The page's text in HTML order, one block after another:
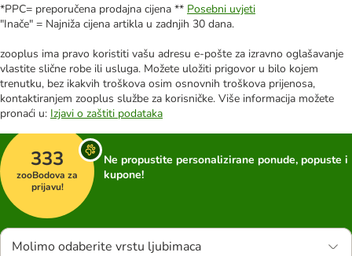
*PPC= preporučena prodajna cijena ** Posebni uvjeti
"Inače" = Najniža cijena artikla u zadnjih 30 dana.
zooplus ima pravo koristiti vašu adresu e-pošte za izravno oglašavanje
vlastite slične robe ili usluga. Možete uložiti prigovor u bilo kojem
trenutku, bez ikakvih troškova osim osnovnih troškova prijenosa,
kontaktiranjem zooplus službe za korisničke. Više informacija možete
pronaći u: Izjavi o zaštiti podataka
333
zooBodova za
prijavu!
Ne propustite personalizirane ponude, popuste i
kupone!
Molimo odaberite vrstu ljubimaca